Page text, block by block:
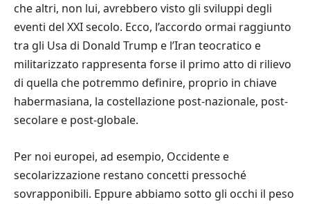
che altri, non lui, avrebbero visto gli sviluppi degli
eventi del XXI secolo. Ecco, l’accordo ormai raggiunto
tra gli Usa di Donald Trump e l’Iran teocratico e
militarizzato rappresenta forse il primo atto di rilievo
di quella che potremmo definire, proprio in chiave
habermasiana, la costellazione post-nazionale, post-
secolare e post-globale.
Per noi europei, ad esempio, Occidente e
secolarizzazione restano concetti pressoché
sovrapponibili. Eppure abbiamo sotto gli occhi il peso